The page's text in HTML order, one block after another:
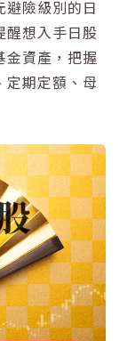
險級別的日
醒想入手日股
金資產，把握
定期定額、母